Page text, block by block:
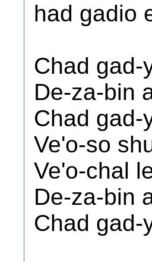
had gadio
Chad gad-
De-za-bin
Chad gad-
Ve'o-so
Ve'o-chal
De-za-bin
Chad gad-